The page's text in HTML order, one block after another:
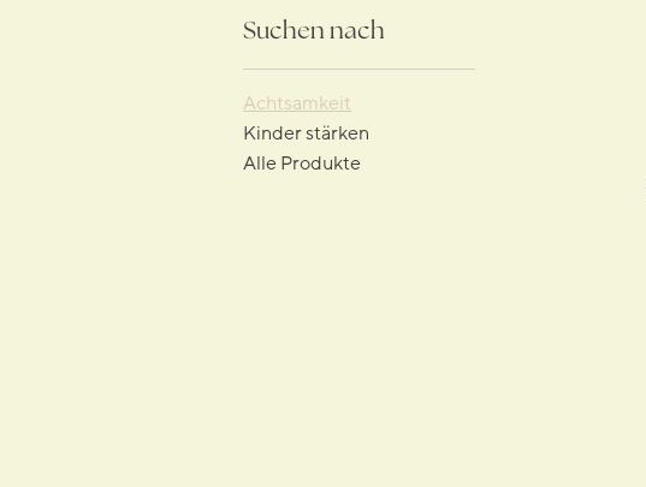
Suchen nach
Achtsamkeit
Kinder stärken
Alle Produkte